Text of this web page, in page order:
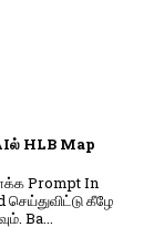
HLB Map
Prompt In
கீழே
Ba...